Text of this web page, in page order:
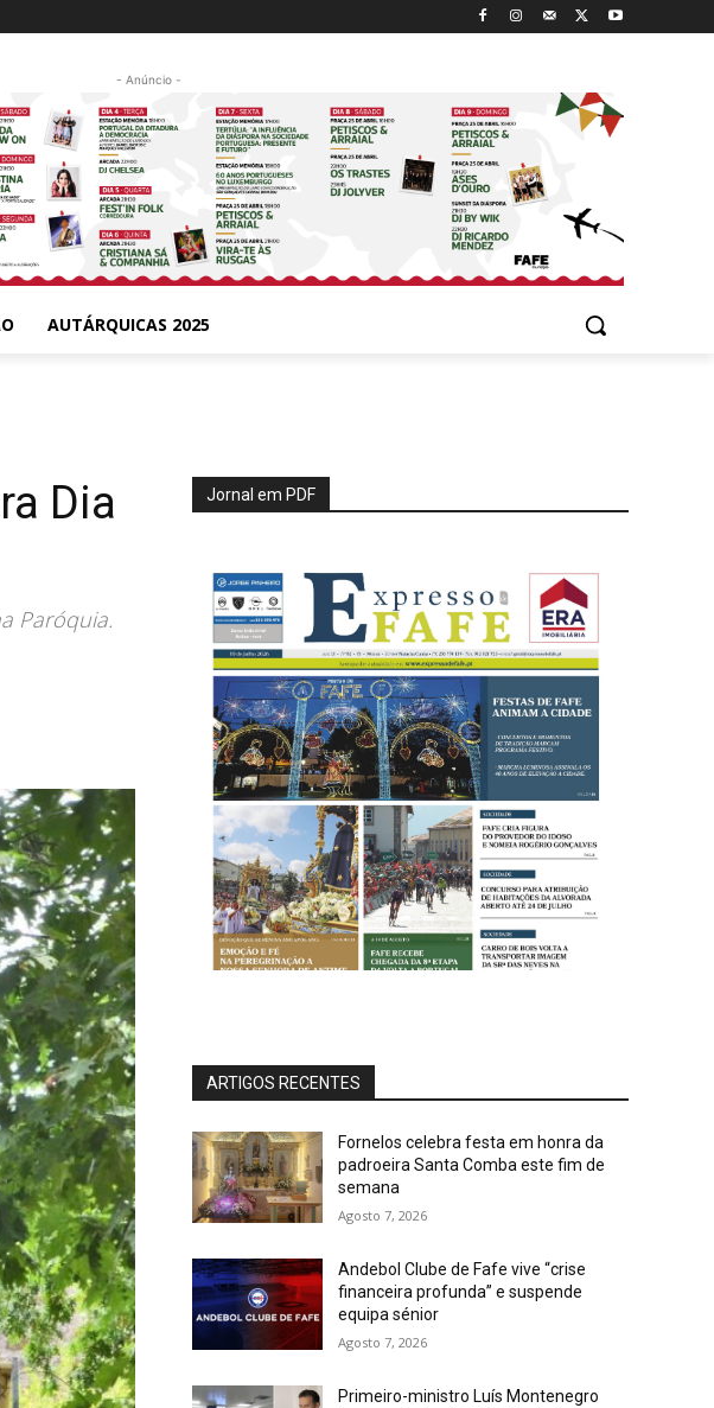
- Anúncio -
AUTÁRQUICAS 2025
Dia
Paróquia.
Jornal em PDF
ARTIGOS RECENTES
Fornelos celebra festa em honra da
padroeira Santa Comba este fim de
semana
Agosto 7, 2026
Andebol Clube de Fafe vive “crise
financeira profunda” e suspende
equipa sénior
Agosto 7, 2026
Primeiro-ministro Luís Montenegro